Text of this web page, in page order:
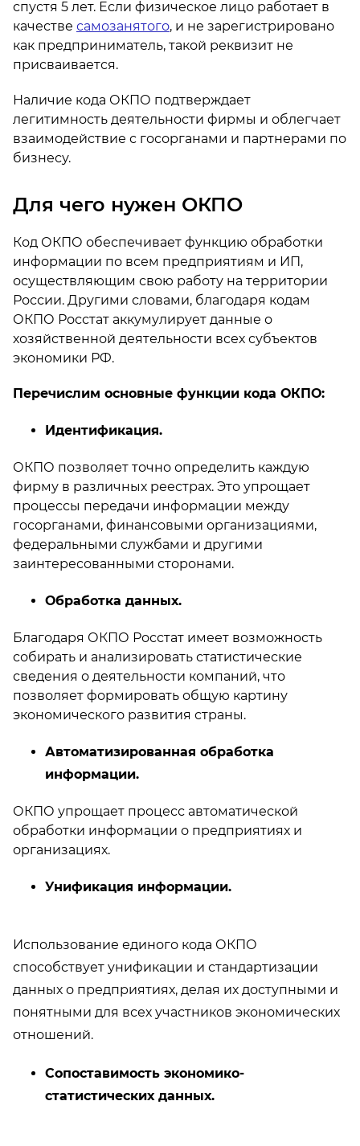
спустя 5 лет. Если физическое лицо работает в
качестве самозанятого, и не зарегистрировано
как предприниматель, такой реквизит не
присваивается.
Наличие кода ОКПО подтверждает
легитимность деятельности фирмы и облегчает
взаимодействие с госорганами и партнерами по
бизнесу.
Для чего нужен ОКПО
Код ОКПО обеспечивает функцию обработки
информации по всем предприятиям и ИП,
осуществляющим свою работу на территории
России. Другими словами, благодаря кодам
ОКПО Росстат аккумулирует данные о
хозяйственной деятельности всех субъектов
экономики РФ.
Перечислим основные функции кода ОКПО:
Идентификация.
ОКПО позволяет точно определить каждую
фирму в различных реестрах. Это упрощает
процессы передачи информации между
госорганами, финансовыми организациями,
федеральными службами и другими
заинтересованными сторонами.
Обработка данных.
Благодаря ОКПО Росстат имеет возможность
собирать и анализировать статистические
сведения о деятельности компаний, что
позволяет формировать общую картину
экономического развития страны.
Автоматизированная обработка
информации.
ОКПО упрощает процесс автоматической
обработки информации о предприятиях и
организациях.
Унификация информации.
Использование единого кода ОКПО
способствует унификации и стандартизации
данных о предприятиях, делая их доступными и
понятными для всех участников экономических
отношений.
Сопоставимость экономико-
статистических данных.